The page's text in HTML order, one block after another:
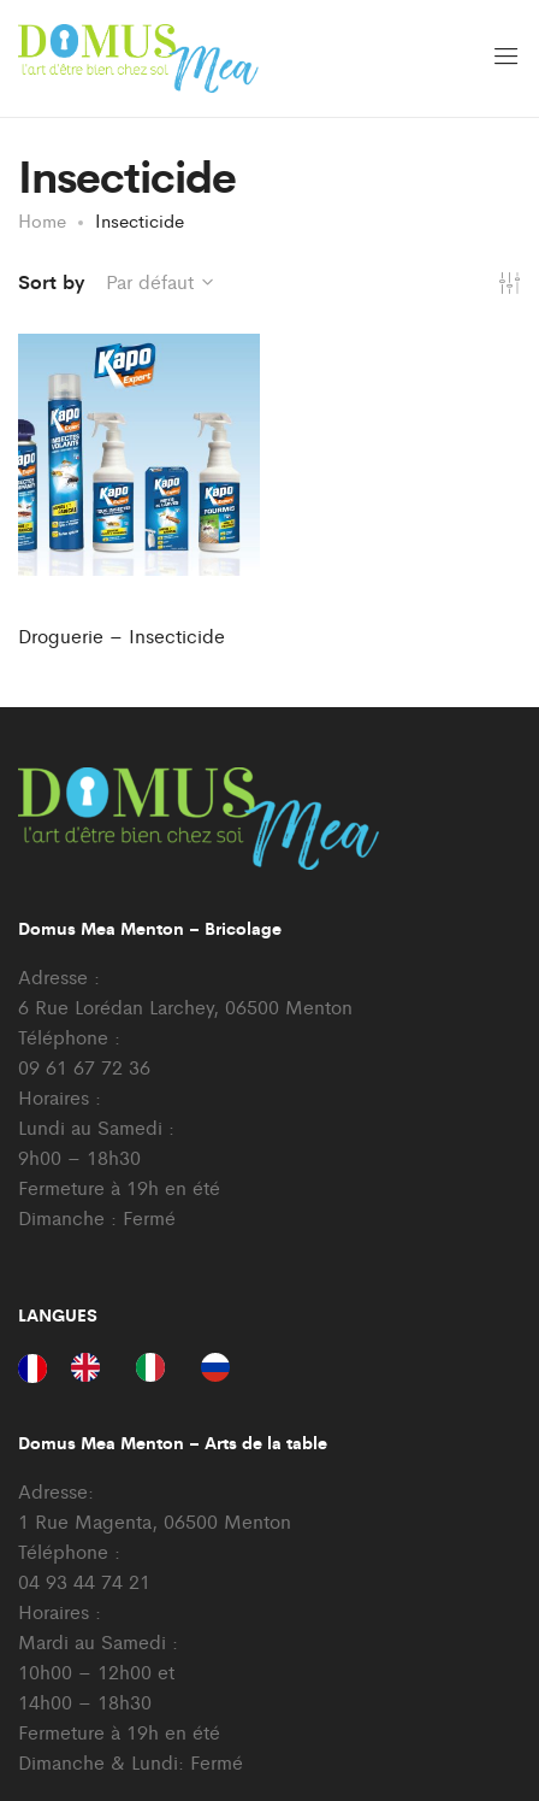
Insecticide
Home Insecticide
Sort by Par défaut
Droguerie – Insecticide
Domus Mea Menton – Bricolage
Adresse :
6 Rue Lorédan Larchey, 06500 Menton
Téléphone :
09 61 67 72 36
Horaires :
Lundi au Samedi :
9h00 – 18h30
Fermeture à 19h en été
Dimanche : Fermé
LANGUES
Domus Mea Menton – Arts de la table
Adresse:
1 Rue Magenta, 06500 Menton
Téléphone :
04 93 44 74 21
Horaires :
Mardi au Samedi :
10h00 – 12h00 et
14h00 – 18h30
Fermeture à 19h en été
Dimanche & Lundi: Fermé